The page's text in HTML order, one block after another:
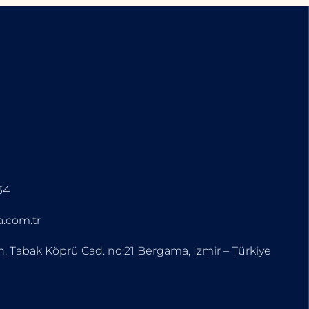
Tabak Köprü Cad. no:21 Bergama, İzmir – Türkiye